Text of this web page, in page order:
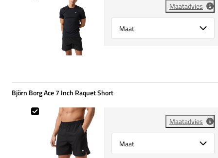
Maatadvies
Select {option} for {name}
Björn Borg Ace 7 Inch Raquet Short
Maatadvies
Select {option} for {name}
Björn Borg Ace 7 Inch Raquet Short